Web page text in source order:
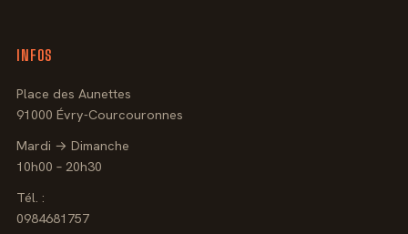
INFOS
Place des Aunettes
91000 Évry-Courcouronnes
Mardi → Dimanche
10h00 – 20h30
Tél. :
0984681757